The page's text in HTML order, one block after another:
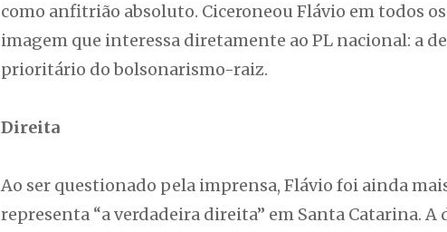
como anfitrião absoluto. Ciceroneou Flávio em todos
imagem que interessa diretamente ao PL nacional: a
prioritário do bolsonarismo-raiz.
Direita
Ao ser questionado pela imprensa, Flávio foi ainda
representa “a verdadeira direita” em Santa Catarina.